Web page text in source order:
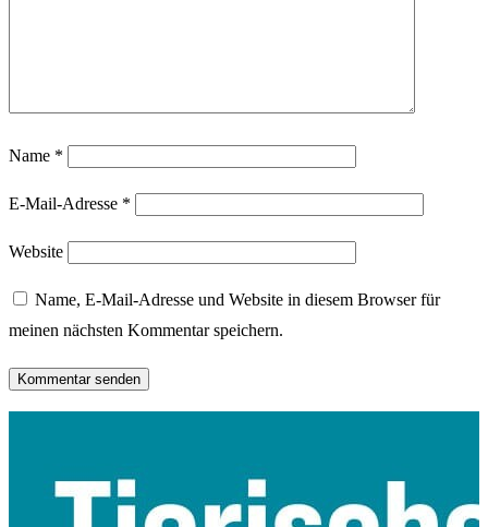
Name *
E-Mail-Adresse *
Website
Name, E-Mail-Adresse und Website in diesem Browser für
meinen nächsten Kommentar speichern.